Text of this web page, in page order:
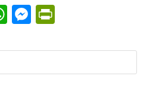
W
h
at
s
M
e
ss
e
tF
ri
a